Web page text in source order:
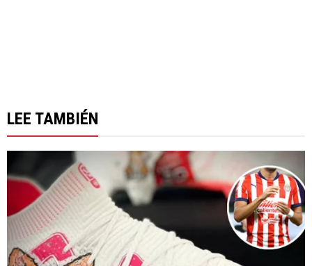
LEE TAMBIÉN